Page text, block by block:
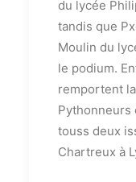
du lycée
tandis que
Moulin du
le podium.
remportent
Pythonneurs
touss deux
Chartreux à